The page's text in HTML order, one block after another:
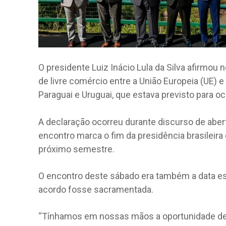
O presidente Luiz Inácio Lula da Silva afirmou
de livre comércio entre a União Europeia (UE)
Paraguai e Uruguai, que estava previsto para
A declaração ocorreu durante discurso de
encontro marca o fim da presidência brasileira
próximo semestre.
O encontro deste sábado era também a data
acordo fosse sacramentada.
“Tínhamos em nossas mãos a oportunidade